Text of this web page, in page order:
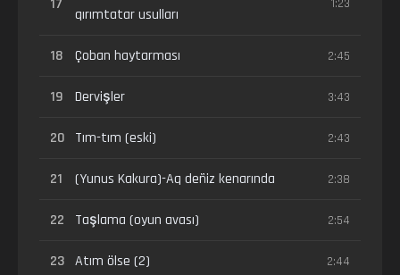
qırımtatar usulları
1:23
18 Çoban haytarması 2:45
19 Dervişler 3:43
20 Tım-tım (eski) 2:43
21 (Yunus Kakura)-Aq deñiz kenarında 2:38
22 Taşlama (oyun avası) 2:54
23 Atım ölse (2) 2:44